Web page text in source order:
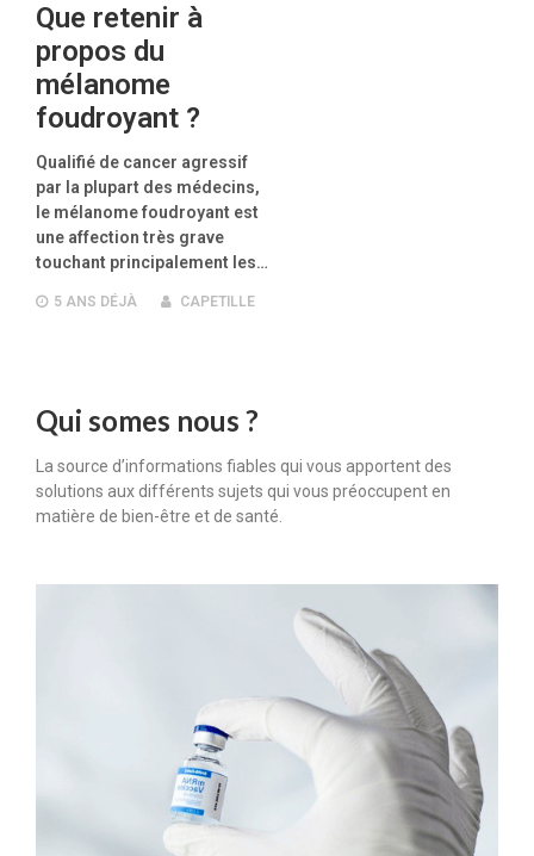
Que retenir à
propos du
mélanome
foudroyant ?
Qualifié de cancer agressif
par la plupart des médecins,
le mélanome foudroyant est
une affection très grave
touchant principalement les…
5 ANS DÉJÀ CAPETILLE
Qui somes nous ?
La source d’informations fiables qui vous apportent des
solutions aux différents sujets qui vous préoccupent en
matière de bien-être et de santé.